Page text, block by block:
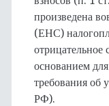
произведена
(ЕНС)
отрицательное
основанием
требования об
РФ).